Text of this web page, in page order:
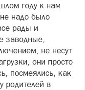
году к нам
надо было
рады и
заводные,
не несут
они просто
посмеялись, как
родителей в